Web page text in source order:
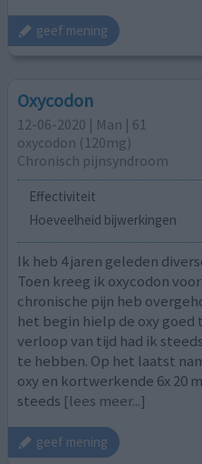
geef mening
Oxycodon
12-06-2020 | Man | 61
oxycodon (120mg)
Chronisch pijnsyndroom
Effectiviteit
Hoeveelheid bijwerkingen
Ik heb 4 jaren geleden
Toen kreeg ik oxycodon
chronische pijn heb
het begin hielp de oxy goed
verloop van tijd had ik
te hebben. Op het laatst
oxy en kortwerkende 6x 20
steeds [lees meer...]
geef mening